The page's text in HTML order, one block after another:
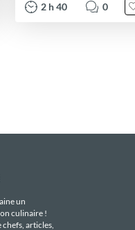
2 h40 0
un
culinaire !
chefs, articles,